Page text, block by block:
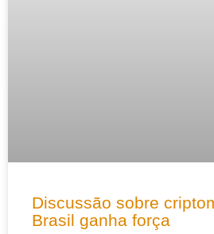
Discussão sobre
Brasil ganha força